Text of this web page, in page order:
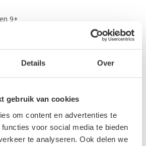
Details Over
gebruik van cookies
om content en advertenties te
voor social media te bieden
te analyseren. Ook delen we
9+